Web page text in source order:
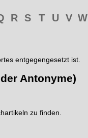
R S T U V W
entgegengesetzt ist.
Antonyme)
zu finden.